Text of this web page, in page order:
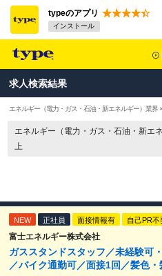
typeのアプリ
インストール
求人検索結果
エネルギー（電力・ガス・石油・新エネルギー）業界
エネルギー（電力・ガス・石油・新エ
上
NEW 正社員 面接情報有 自己PR不
富士エネルギー株式会社
ガススタンドスタッフ／未経験可
／バイク通勤可／面接1回／髪色